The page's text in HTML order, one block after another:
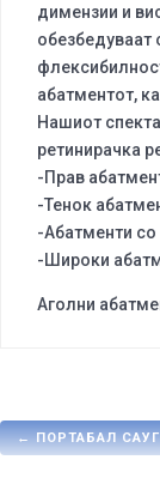
димензии и
обезбедуваат
абатментот,
Нашиот
ретинирачка
-Прав
-Тенок
-Абатменти
-Широки
Аголни
←ПОРТАБАЛ